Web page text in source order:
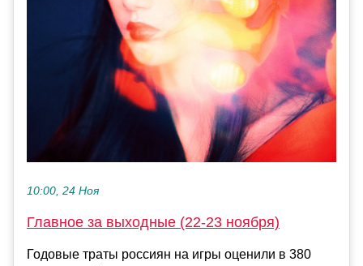
10:00, 24 Ноя
Главное за выходные (22-23 ноября)
Годовые траты россиян на игры оценили в 380